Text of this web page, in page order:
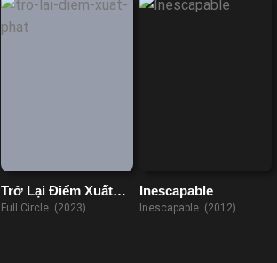
Trở Lại Điểm Xuất
Phát
Full Circle (2023)
Inescapable
Inescapable (2012)